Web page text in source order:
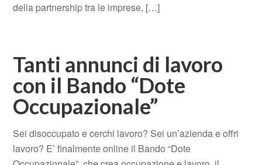
della partnership tra le imprese, […]
Tanti annunci di lavoro
con il Bando “Dote
Occupazionale”
Sei disoccupato e cerchi lavoro? Sei un’azienda e offri
lavoro? E’ finalmente online il Bando “Dote